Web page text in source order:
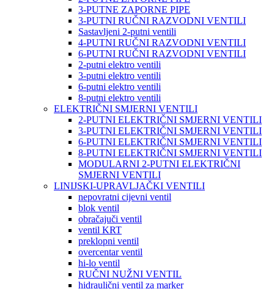
3-PUTNE ZAPORNE PIPE
3-PUTNI RUČNI RAZVODNI VENTILI
Sastavljeni 2-putni ventili
4-PUTNI RUČNI RAZVODNI VENTILI
6-PUTNI RUČNI RAZVODNI VENTILI
2-putni elektro ventili
3-putni elektro ventili
6-putni elektro ventili
8-putni elektro ventili
ELEKTRIČNI SMJERNI VENTILI
2-PUTNI ELEKTRIČNI SMJERNI VENTILI
3-PUTNI ELEKTRIČNI SMJERNI VENTILI
6-PUTNI ELEKTRIČNI SMJERNI VENTILI
8-PUTNI ELEKTRIČNI SMJERNI VENTILI
MODULARNI 2-PUTNI ELEKTRIČNI
SMJERNI VENTILI
LINIJSKI-UPRAVLJAČKI VENTILI
nepovratni cijevni ventil
blok ventil
obračajuči ventil
ventil KRT
preklopni ventil
overcentar ventil
hi-lo ventil
RUČNI NUŽNI VENTIL
hidraulični ventil za marker